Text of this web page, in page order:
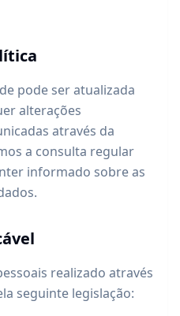
pode ser atualizada
alterações
através da
a consulta regular
informado sobre as
realizado através
seguinte legislação: